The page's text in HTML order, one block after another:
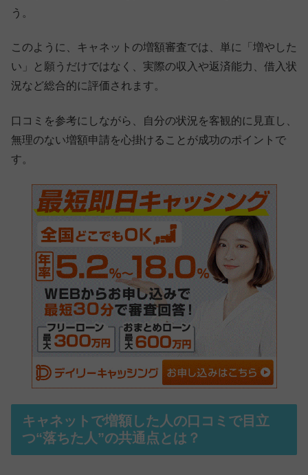
う。
このように、キャネットの増額審査では、単に「増やした
い」と願うだけではなく、実際の収入や返済能力、借入状
況など総合的に評価されます。
口コミを参考にしながら、自分の状況を客観的に見直し、
無理のない増額申請を心掛けることが成功のポイントで
す。
キャネットで増額した人の口コミで目立
つ“落ちた人”の共通点とは？